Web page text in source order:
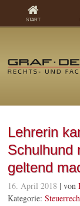
Lehrerin
Schulhund
geltend
16. April 2018 | von
Kategorie:
START